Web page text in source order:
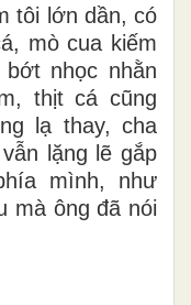
tôi lớn dần, có
mò cua kiếm
nhọc nhằn
thịt cá cũng
lạ thay, cha
lặng lẽ gắp
mình, như
mà ông đã nói